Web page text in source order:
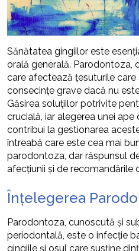
Sănătatea gingiilor este
orală generală. Parodontoza,
care afectează țesuturile care
consecințe grave dacă nu
Găsirea soluțiilor potrivite
crucială, iar alegerea unei
contribui la gestionarea
întreabă care este cea mai
parodontoza, dar răspunsul
afecțiunii și de recomandările
Înțelegerea
Parodontoza, cunoscută și
periodontală, este o infecție
gingiile și osul care susține